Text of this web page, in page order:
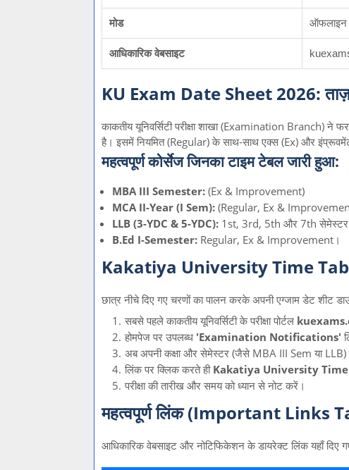
मोड ऑफलाइन
आधिकारिक वेबसाइट
KU Exam Date Sheet 2026:
काकतीय यूनिवर्सिटी परीक्षा शाखा (Examination Branch) ने
है। इसमें नियमित (Regular) के साथ-साथ एक्स (Ex) और इंप्रूवमेंट
महत्वपूर्ण कोर्सेज जिनका टाइम टेबल जारी हुआ:
MBA III Semester: (Ex & Improvement)
MCA II-Year (I Sem): (Regular, Ex &
LLB (3-YDC & 5-YDC): 1st, 3rd, 5th और 7th
B.Ed I-Semester: Regular, Ex & Improvement।
Kakatiya University Time
छात्र नीचे दिए गए चरणों का पालन करके अपनी एग्जाम डेट शीट
सबसे पहले काकतीय यूनिवर्सिटी के परीक्षा पोर्टल
होमपेज पर उपलब्ध 'Examination Notifications'
अब अपनी कक्षा और सेमेस्टर (जैसे MBA III Sem या
लिंक पर क्लिक करते ही Kakatiya University Time
परीक्षा की तारीख और समय को ध्यान से नोट करें।
महत्वपूर्ण लिंक (Important Links
आधिकारिक वेबसाइट और नोटिफिकेशन के डायरेक्ट लिंक यहाँ दिए